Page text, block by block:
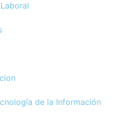
de la Información